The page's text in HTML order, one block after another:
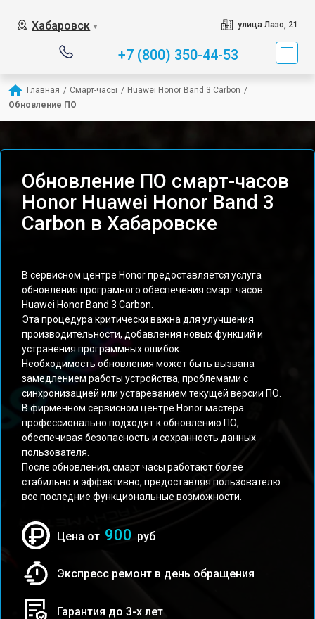
Хабаровск ▼ улица Лазо, 21
+7 (800) 350-44-53
Главная / Смарт-часы / Huawei Honor Band 3 Carbon /
Обновление ПО
Обновление ПО смарт-часов
Honor Huawei Honor Band 3
Carbon в Хабаровске
В сервисном центре Honor предоставляется услуга
обновления програмного обеспечения смарт часов
Huawei Honor Band 3 Carbon.
Эта процедура критически важна для улучшения
производительности, добавления новых функций и
устранения программных ошибок.
Необходимость обновления может быть вызвана
замедлением работы устройства, проблемами с
синхронизацией или устареванием текущей версии ПО.
В фирменном сервисном центре Honor мастера
профессионально подходят к обновлению ПО,
обеспечивая безопасность и сохранность данных
пользователя.
После обновления, смарт часы работают более
стабильно и эффективно, предоставляя пользователю
все последние функциональные возможности.
Цена от 900 руб
Экспресс ремонт в день обращения
Гарантия до 3-х лет